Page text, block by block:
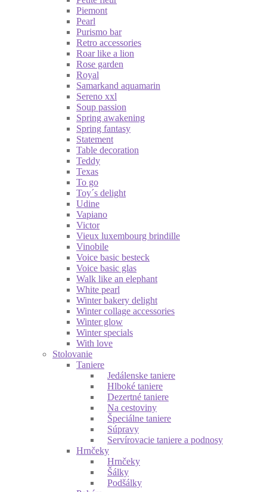
Piemont
Pearl
Purismo bar
Retro accessories
Roar like a lion
Rose garden
Royal
Samarkand aquamarin
Sereno xxl
Soup passion
Spring awakening
Spring fantasy
Statement
Table decoration
Teddy
Texas
To go
Toy´s delight
Udine
Vapiano
Victor
Vieux luxembourg brindille
Vinobile
Voice basic besteck
Voice basic glas
Walk like an elephant
White pearl
Winter bakery delight
Winter collage accessories
Winter glow
Winter specials
With love
Stolovanie
Taniere
Jedálenske taniere
Hlboké taniere
Dezertné taniere
Na cestoviny
Špeciálne taniere
Súpravy
Servírovacie taniere a podnosy
Hrnčeky
Hrnčeky
Šálky
Podšálky